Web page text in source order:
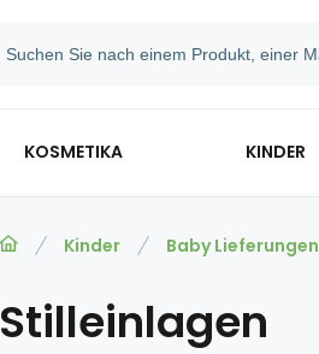
KOSMETIKA KINDER
Kinder Baby Lieferungen
Stilleinlagen